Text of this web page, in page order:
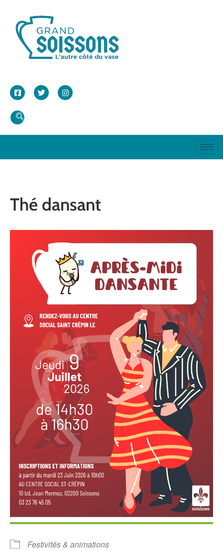
Thé dansant
Festivités & animations